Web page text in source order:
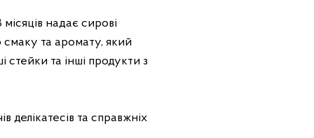
надає сирові
та аромату, який
стейки та інші продукти з
делікатесів та справжніх